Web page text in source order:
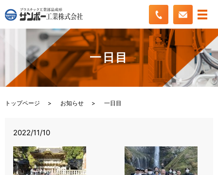
一日目
トップページ お知らせ 一日目
2022/11/10